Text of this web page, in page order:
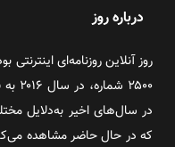
درباره روز
در سال‌های اخیر به‌دلایل
که در حال حاضر مشاهده